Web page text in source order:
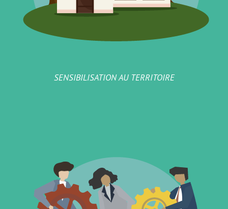
SENSIBILISATION AU TERRITOIRE